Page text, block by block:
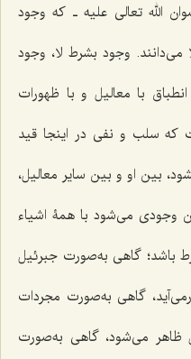
الله تعالی علیه ـ که وجود
وجود بشرط لا، وجود
با معالیل و با ظهورات
سلب و نفى در اینجا قید
بین او و بین سایر معالیل،
وجودى مى‌شود با همۀ اشیاء
باشد؛ گاهى به‌صورت جبرئیل
گاهى به‌صورت مجردات
ظاهر مى‌شود، گاهى به‌صورت